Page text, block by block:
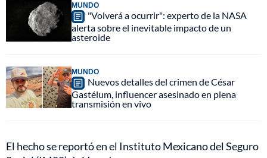
MUNDO
"Volverá a ocurrir": experto de la NASA
alerta sobre el inevitable impacto de un
asteroide
MUNDO
Nuevos detalles del crimen de César
Gastélum, influencer asesinado en plena
transmisión en vivo
El hecho se reportó en el Instituto Mexicano del Seguro